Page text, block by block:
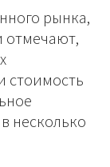
рынка,
отмечают,
стоимость
несколько